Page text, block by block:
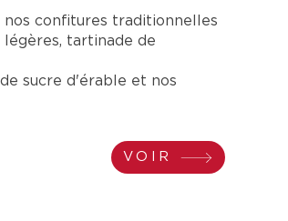
nos confitures traditionnelles
tartinade de
sucre d'érable et nos
VOIR